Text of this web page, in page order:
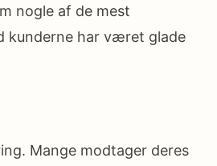
nogle af de mest
kunderne har været glade
Mange modtager deres